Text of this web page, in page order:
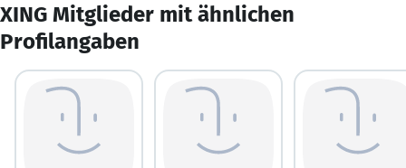
XING Mitglieder mit ähnlichen
Profilangaben